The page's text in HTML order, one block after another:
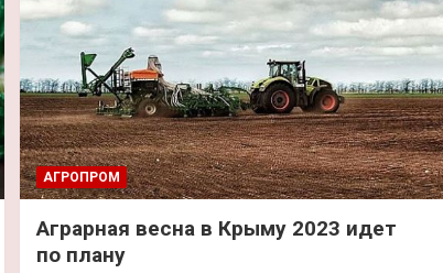
АГРОПРОМ
Аграрная весна в Крыму 2023 идет
по плану